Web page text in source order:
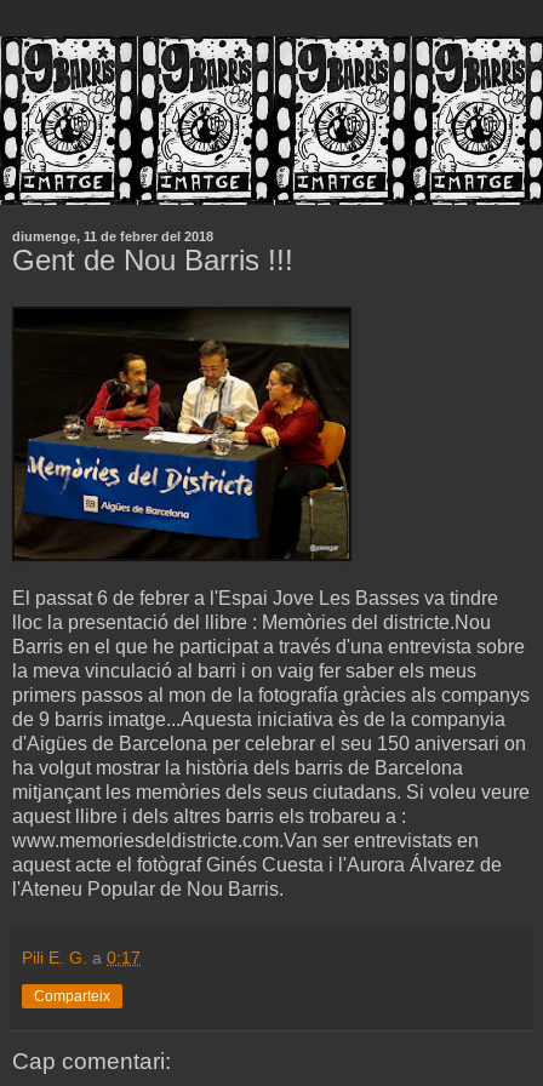
diumenge, 11 de febrer del 2018
Gent de Nou Barris !!!
El passat 6 de febrer a l'Espai Jove Les Basses va tindre
lloc la presentació del llibre : Memòries del districte.Nou
Barris en el que he participat a través d'una entrevista sobre
la meva vinculació al barri i on vaig fer saber els meus
primers passos al mon de la fotografía gràcies als companys
de 9 barris imatge...Aquesta iniciativa ès de la companyia
d'Aigües de Barcelona per celebrar el seu 150 aniversari on
ha volgut mostrar la història dels barris de Barcelona
mitjançant les memòries dels seus ciutadans. Si voleu veure
aquest llibre i dels altres barris els trobareu a :
www.memoriesdeldistricte.com.Van ser entrevistats en
aquest acte el fotògraf Ginés Cuesta i l'Aurora Álvarez de
l'Ateneu Popular de Nou Barris.
Pili E. G. a 0:17
Comparteix
Cap comentari: